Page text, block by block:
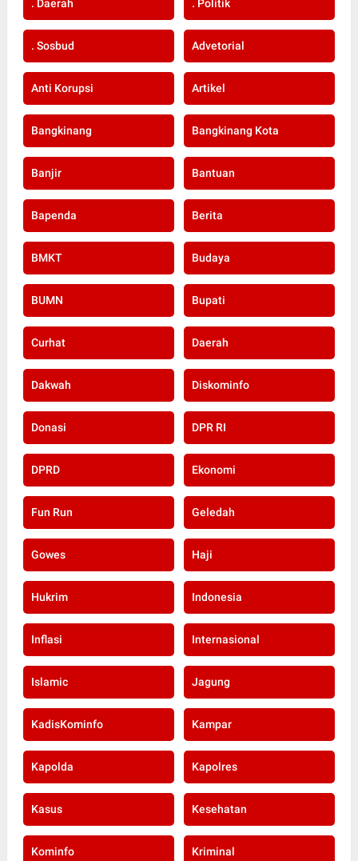
. Daerah . Politik
. Sosbud Advetorial
Anti Korupsi Artikel
Bangkinang Bangkinang Kota
Banjir Bantuan
Bapenda Berita
BMKT Budaya
BUMN Bupati
Curhat Daerah
Dakwah Diskominfo
Donasi DPR RI
DPRD Ekonomi
Fun Run Geledah
Gowes Haji
Hukrim Indonesia
Inflasi Internasional
Islamic Jagung
KadisKominfo Kampar
Kapolda Kapolres
Kasus Kesehatan
Kominfo Kriminal